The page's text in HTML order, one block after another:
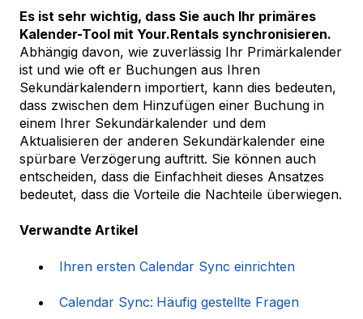
Es ist sehr wichtig, dass Sie auch Ihr primäres
Kalender-Tool mit Your.Rentals synchronisieren.
Abhängig davon, wie zuverlässig Ihr Primärkalender
ist und wie oft er Buchungen aus Ihren
Sekundärkalendern importiert, kann dies bedeuten,
dass zwischen dem Hinzufügen einer Buchung in
einem Ihrer Sekundärkalender und dem
Aktualisieren der anderen Sekundärkalender eine
spürbare Verzögerung auftritt. Sie können auch
entscheiden, dass die Einfachheit dieses Ansatzes
bedeutet, dass die Vorteile die Nachteile überwiegen.
Verwandte Artikel
Ihren ersten Calendar Sync einrichten
Calendar Sync: Häufig gestellte Fragen